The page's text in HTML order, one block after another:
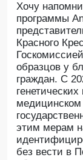
Хочу
программы
Красного
образцов у
граждан. С
этим мерам
без вести в